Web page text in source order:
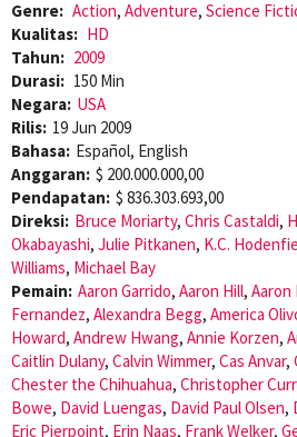
Genre: Action, Adventure, Science
Kualitas: HD
Tahun: 2009
Durasi: 150 Min
Negara: USA
Rilis: 19 Jun 2009
Bahasa: Español, English
Anggaran: $ 200.000.000,00
Pendapatan: $ 836.303.693,00
Direksi: Bruce Moriarty, Chris Castaldi,
Okabayashi, Julie Pitkanen, K.C.
Williams, Michael Bay
Pemain: Aaron Garrido, Aaron Hill, Aaron
Fernandez, Alexandra Begg, America
Howard, Andrew Hwang, Annie Korzen,
Caitlin Dulany, Calvin Wimmer, Cas Anvar,
Chester the Chihuahua, Christopher
Bowe, David Luengas, David Paul Olsen,
Eric Pierpoint, Erin Naas, Frank Welker,